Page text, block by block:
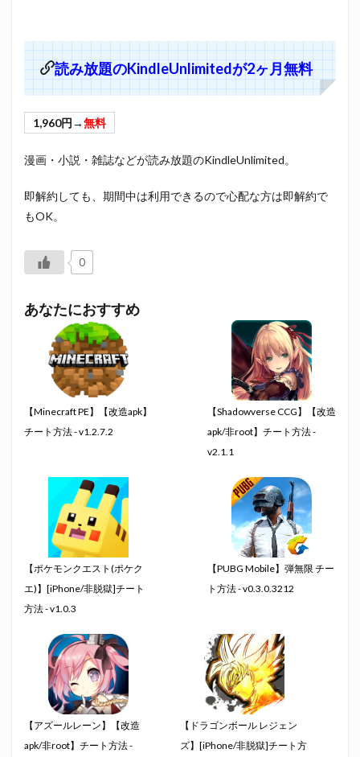
読み放題のKindleUnlimitedが2ヶ月無料
1,960円→無料
漫画・小説・雑誌などが読み放題のKindleUnlimited。
即解約しても、期間中は利用できるので心配な方は即解約で
もOK。
0
あなたにおすすめ
【Minecraft PE】【改造apk】
チート方法 - v1.2.7.2
【Shadowverse CCG】【改造
apk/非root】チート方法 -
v2.1.1
【ポケモンクエスト(ポケク
エ)】[iPhone/非脱獄]チート
方法 - v1.0.3
【PUBG Mobile】弾無限 チー
ト方法 - v0.3.0.3212
【アズールレーン】【改造
apk/非root】チート方法 -
【ドラゴンボール レジェン
ズ】[iPhone/非脱獄]チート方